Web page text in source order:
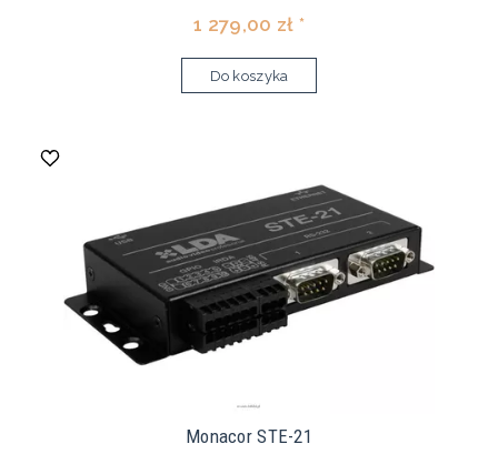
1 279,00 zł *
Do koszyka
Monacor STE-21